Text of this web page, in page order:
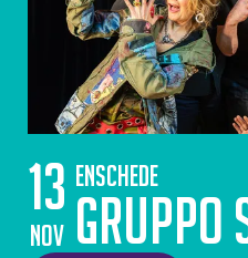
13
nov
Enschede
Gruppo